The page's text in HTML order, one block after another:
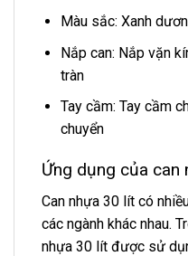
Màu sắc: Xanh
Nắp can: Nắp vặn
tràn
Tay cầm: Tay cầm
chuyển
Ứng dụng của can
Can nhựa 30 lít có
các ngành khác nhau.
nhựa 30 lít được sử